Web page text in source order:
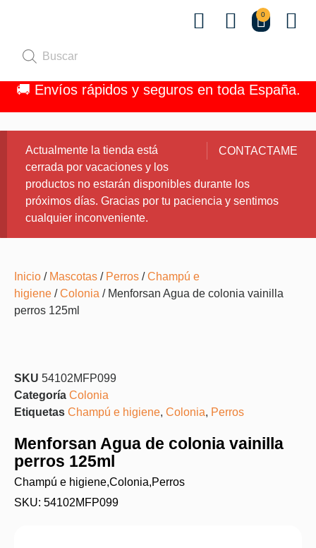
0
🚚 Envíos rápidos y seguros en toda España.
CONTACTAME
Actualmente la tienda está
cerrada por vacaciones y los
productos no estarán disponibles durante los
próximos días. Gracias por tu paciencia y sentimos
cualquier inconveniente.
Inicio / Mascotas / Perros /Champú e
higiene /Colonia / Menforsan Agua de colonia vainilla
perros 125ml
SKU 54102MFP099
Categoría Colonia
Etiquetas Champú e higiene, Colonia, Perros
Menforsan Agua de colonia vainilla
perros 125ml
Champú e higiene,Colonia,Perros
SKU: 54102MFP099